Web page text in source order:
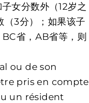
女分数外（12岁之
（3分）；如果该子
BC省，AB省等，则
ou de son
pris en compte
un résident